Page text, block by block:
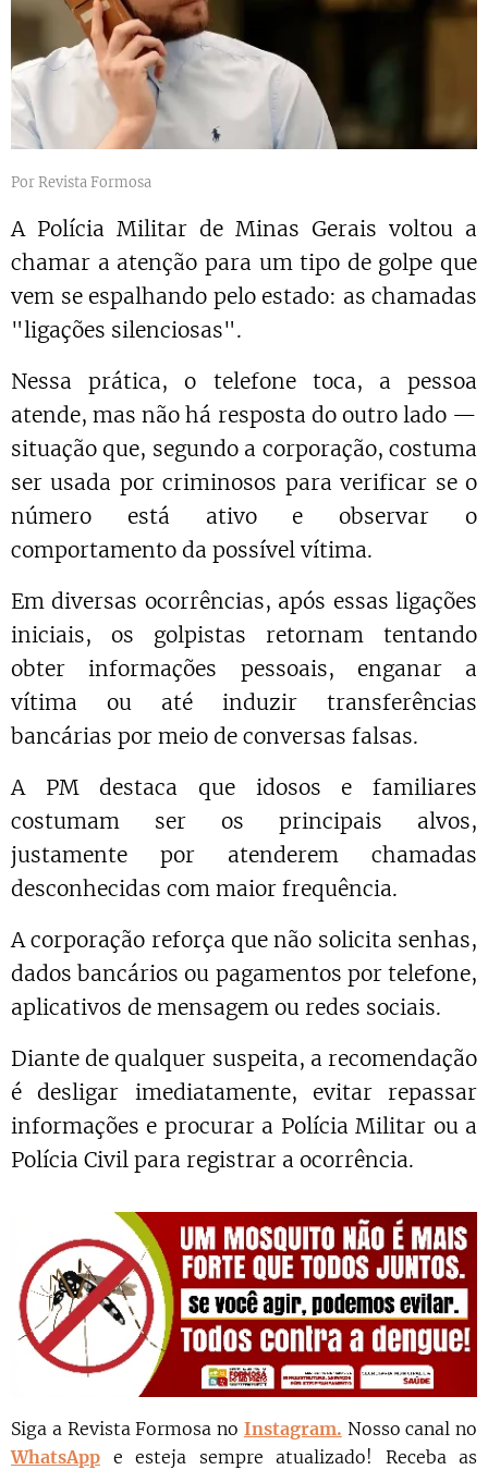
Por Revista Formosa
A Polícia Militar de Minas Gerais voltou a
chamar a atenção para um tipo de golpe que
vem se espalhando pelo estado: as chamadas
"ligações silenciosas".
Nessa prática, o telefone toca, a pessoa
atende, mas não há resposta do outro lado —
situação que, segundo a corporação, costuma
ser usada por criminosos para verificar se o
número está ativo e observar o
comportamento da possível vítima.
Em diversas ocorrências, após essas ligações
iniciais, os golpistas retornam tentando
obter informações pessoais, enganar a
vítima ou até induzir transferências
bancárias por meio de conversas falsas.
A PM destaca que idosos e familiares
costumam ser os principais alvos,
justamente por atenderem chamadas
desconhecidas com maior frequência.
A corporação reforça que não solicita senhas,
dados bancários ou pagamentos por telefone,
aplicativos de mensagem ou redes sociais.
Diante de qualquer suspeita, a recomendação
é desligar imediatamente, evitar repassar
informações e procurar a Polícia Militar ou a
Polícia Civil para registrar a ocorrência.
Siga a Revista Formosa no Instagram. Nosso canal no
WhatsApp e esteja sempre atualizado! Receba as